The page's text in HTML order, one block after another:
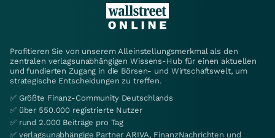
Profitieren Sie von unserem Alleinstellungsmerkmal als den
zentralen verlagsunabhängigen Wissens-Hub für einen aktuellen
und fundierten Zugang in die Börsen- und Wirtschaftswelt, um
strategische Entscheidungen zu treffen.
✅ Größte Finanz-Community Deutschlands
✅ über 550.000 registrierte Nutzer
✅ rund 2.000 Beiträge pro Tag
✅ verlagsunabhängige Partner ARIVA, FinanzNachrichten und